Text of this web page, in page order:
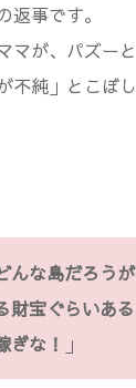
返事です。
マが、パズー
不純」とこぼ
んな島だろう
財宝ぐらいあ
ぎな！ 」